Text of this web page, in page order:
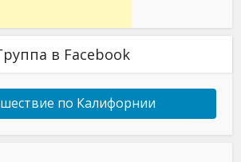
в Facebook
по Калифорнии